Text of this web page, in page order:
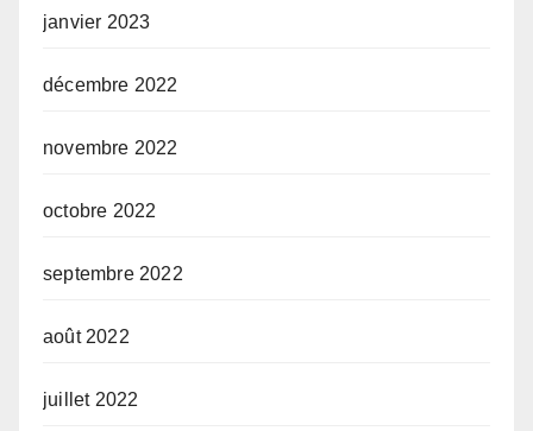
janvier 2023
décembre 2022
novembre 2022
octobre 2022
septembre 2022
août 2022
juillet 2022